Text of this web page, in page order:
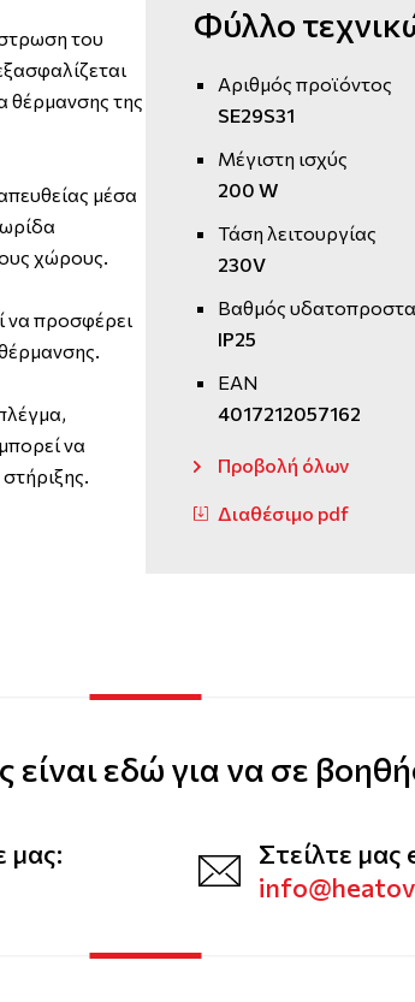
του
θέρμανσης της
μέσα
χώρους.
να προσφέρει
να
Φύλλο
Αριθμός προϊόντος
SE29S31
Μέγιστη ισχύς
200 W
Τάση λειτουργίας
230V
Βαθμός
IP25
EAN
4017212057162
Προβολή όλων
Διαθέσιμο pdf
εδώ για να σε
μας:
Στείλτε μας